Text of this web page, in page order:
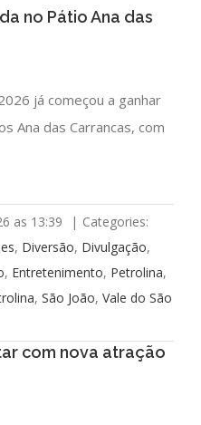
no Pátio Ana das
já começou a ganhar
Ana das Carrancas, com
as 13:39 | Categories:
, Diversão, Divulgação,
, Entretenimento, Petrolina,
, São João, Vale do São
com nova atração